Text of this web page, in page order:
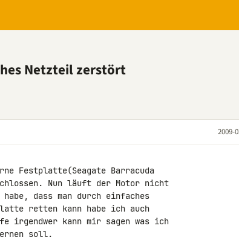
Netzteil zerstört
2009-
Festplatte(Seagate Barracuda
Nun läuft der Motor nicht
dass man durch einfaches
retten kann habe ich auch
irgendwer kann mir sagen was ich
soll.